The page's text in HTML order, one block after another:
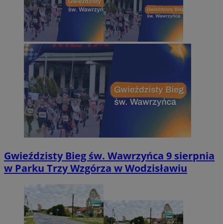
Gwieździsty Bieg św. Wawrzyńca 9 sierpnia
w Parku Trzy Wzgórza w Wodzisławiu